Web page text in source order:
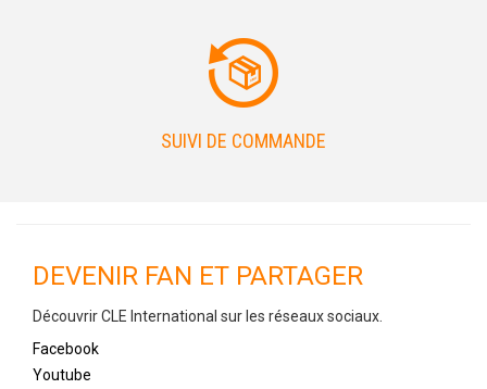
SUIVI DE COMMANDE
DEVENIR FAN ET PARTAGER
Découvrir CLE International sur les réseaux sociaux.
Facebook
Youtube